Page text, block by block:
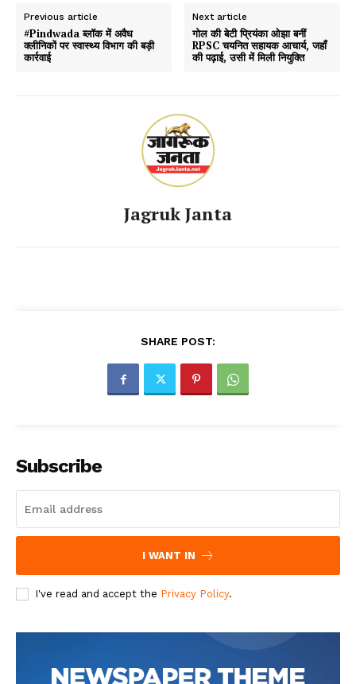
Previous article
#Pindwada ब्लॉक में अवैध
क्लीनिकों पर स्वास्थ्य विभाग की बड़ी
कार्रवाई
Next article
गोल की बेटी प्रियंका ओझा बनीं
RPSC चयनित सहायक आचार्य, जहाँ
की पढ़ाई, उसी में मिली नियुक्ति
Jagruk Janta
SHARE POST:
Subscribe
I WANT IN
I've read and accept the Privacy Policy.